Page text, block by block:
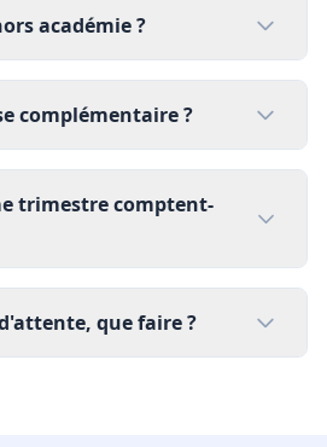
académie ?
complémentaire ?
trimestre comptent-
que faire ?